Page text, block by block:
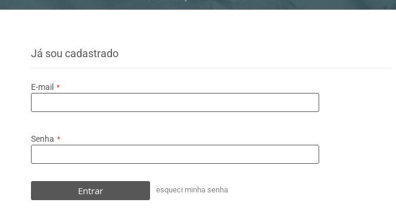
Já sou cadastrado
E-mail
Senha
Entrar esqueci minha senha